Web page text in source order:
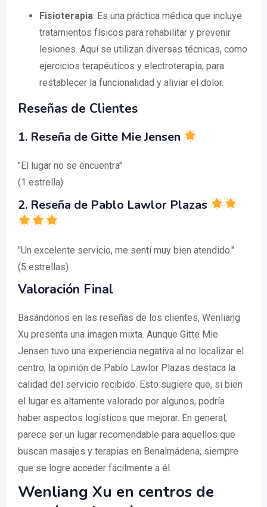
Fisioterapia: Es una práctica médica que incluye
tratamientos físicos para rehabilitar y prevenir
lesiones. Aquí se utilizan diversas técnicas, como
ejercicios terapéuticos y electroterapia, para
restablecer la funcionalidad y aliviar el dolor.
Reseñas de Clientes
1. Reseña de Gitte Mie Jensen
"El lugar no se encuentra"
(1 estrella)
2. Reseña de Pablo Lawlor Plazas
"Un excelente servicio, me sentí muy bien atendido."
(5 estrellas)
Valoración Final
Basándonos en las reseñas de los clientes, Wenliang
Xu presenta una imagen mixta. Aunque Gitte Mie
Jensen tuvo una experiencia negativa al no localizar el
centro, la opinión de Pablo Lawlor Plazas destaca la
calidad del servicio recibido. Esto sugiere que, si bien
el lugar es altamente valorado por algunos, podría
haber aspectos logísticos que mejorar. En general,
parece ser un lugar recomendable para aquellos que
buscan masajes y terapias en Benalmádena, siempre
que se logre acceder fácilmente a él.
Wenliang Xu en centros de